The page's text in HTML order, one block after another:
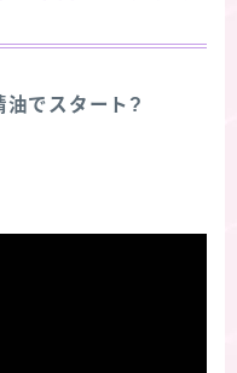
油でスタート?